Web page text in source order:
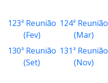
123ª Reunião
(Fev)
124ª Reunião
(Mar)
130ª Reunião
(Set)
131ª Reunião
(Nov)